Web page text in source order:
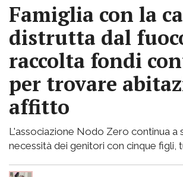
Famiglia con la
distrutta dal
raccolta fondi
per trovare
affitto
L'associazione Nodo Zero continua a
necessità dei genitori con cinque figli,